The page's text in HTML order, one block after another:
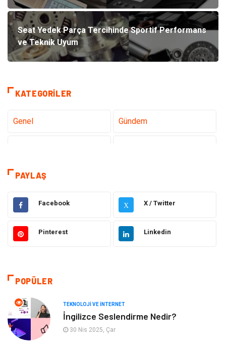
Seat Yedek Parça Tercihinde Sportif Performans
ve Teknik Uyum
KATEGORILER
Genel Gündem
Sağlık
Teknoloji ve İnternet Hukuk
Elektrik ve Elektronik Gıda
Otomotiv
Tanıtıcı Reklam Güzellik & Bakım
Giyim
PAYLAŞ
Facebook X X / Twitter
Pinterest Linkedin
POPÜLER
TEKNOLOJI VE İNTERNET
İngilizce Seslendirme Nedir?
30 Nis 2025, Çar